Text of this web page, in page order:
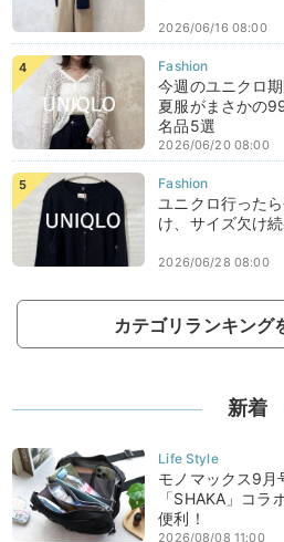
2026/06/16 08:00
今週のユニクロ
夏服がまさかの
名品5選
2026/06/20 08:00
ユニクロ行った
け、サイズ欠け
2026/06/28 08:00
カテゴリランキング
新着
モノマックス9月
「SHAKA」コ
便利！
2026/08/08 11:00